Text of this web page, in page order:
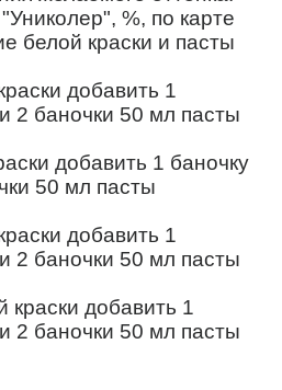
%, по карте
белой краски и пасты
добавить 1
2 баночки 50 мл пасты
добавить 1 баночку
50 мл пасты
добавить 1
2 баночки 50 мл пасты
краски добавить 1
2 баночки 50 мл пасты